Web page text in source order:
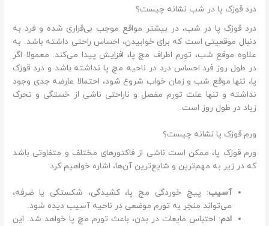
درد قوزک پا در شب نشانه چیست؟
درد قوزک پا در شب، در بیشتر مواقع موجب بی‌قراری شده و فرد به
دنبال موقعیتی است که برای خوابیدن، احساس راحتی داشته باشد. به
علاوه موقع شب، تورم اطراف مچ پا، افزایش پیدا می‌کند. معمولا اگر
در طول روز فرد احساس درد در ناحیه مچ پا نداشته باشد و درد قوزک
پا، تنها موقع شب و زمان خواب شروع شود، احتمالا عارضه جدی وجود
نداشته و تنها علت تورم مفصل و ناراحتی ناشی از خستگی و تحرک
زیاد در طول روز است.
ورم قوزک پا نشانه چیست؟
ورم قوزک پا، ممکن است ناشی از فاکتورهای مختلف و متفاوتی باشد
که در زیر به مهم‌ترین و شایع‌ترین آن‌ها، اشاره خواهیم کرد:
آسیب: پیچ خوردگی مچ پا، کشیدگی، شکستگی یا ضرفه،
می‌تواند منجر به تورم موضعی در ناحیه آسیب دیده شود.
ادم: احتباس مایعات در بدن، باعث تورم مچ پا خواهد شد. این